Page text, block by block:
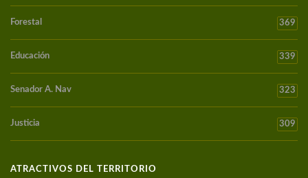
Forestal 369
Educación 339
Senador A. Nav 323
Justicia 309
ATRACTIVOS DEL TERRITORIO